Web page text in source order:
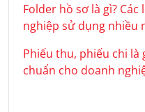
Folder hồ sơ là gì?
nghiệp sử dụng nhiều
Phiếu thu, phiếu chi là
chuẩn cho doanh